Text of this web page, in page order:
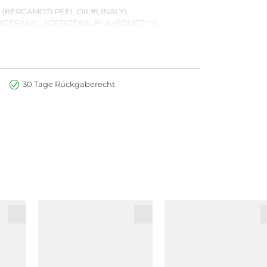
PEEL OIL#LINALYL
ACETATE#ALPHA-ISOMETHYL
Produkt von Acqua di Parma verwenden, lesen
Verwendung geeignet sind.
30 Tage Rückgaberecht